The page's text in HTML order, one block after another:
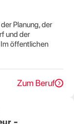
Planung, der
und der
öffentlichen
Zum Beruf
-